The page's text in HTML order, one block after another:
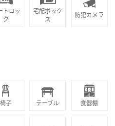
トロッ
ク
宅配ボック
ス
防犯カメラ
椅子 テーブル 食器棚